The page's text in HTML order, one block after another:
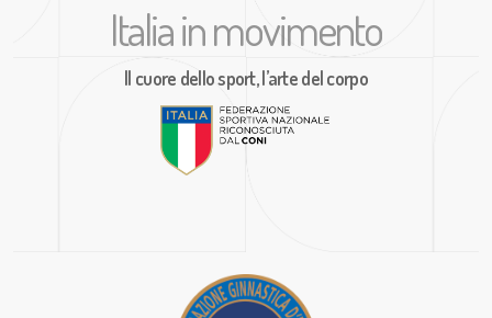
Italia in movimento
Il cuore dello sport, l’arte del corpo